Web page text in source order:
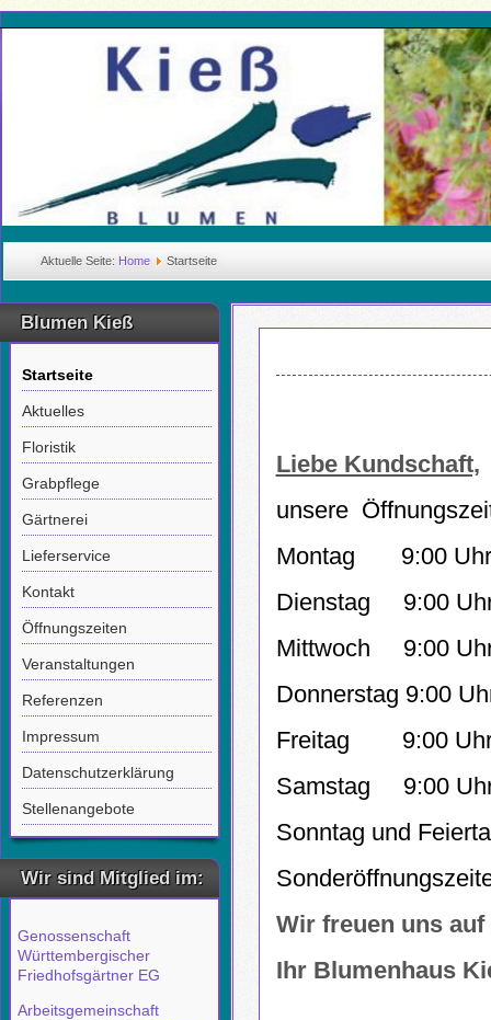
Aktuelle Seite: Home Startseite
Blumen Kieß
Startseite
Aktuelles
Floristik
Grabpflege
Gärtnerei
Lieferservice
Kontakt
Öffnungszeiten
Veranstaltungen
Referenzen
Impressum
Datenschutzerklärung
Stellenangebote
Wir sind Mitglied im:
Genossenschaft
Württembergischer
Friedhofsgärtner EG
Arbeitsgemeinschaft
Liebe Kundschaft,
unsere
Montag 9:00 Uhr
Dienstag 9:00
Mittwoch 9:00
Donnerstag 9:00
Freitag 9:00 Uhr
Samstag 9:00
Sonntag und
Wir freuen uns auf
Ihr Blumenhaus